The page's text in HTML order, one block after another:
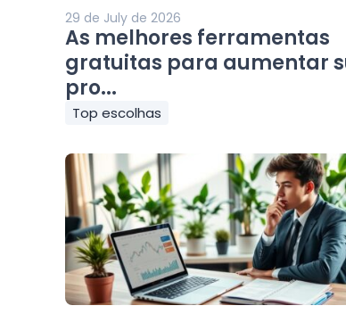
29 de July de 2026
As melhores ferramentas
gratuitas para aumentar
pro...
Top escolhas